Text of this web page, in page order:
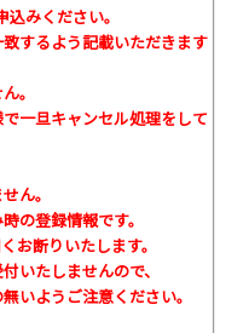
みください。
するよう記載いただきます
。
一旦キャンセル処理をして
ん。
の登録情報です。
お断りいたします。
いたしませんので、
いようご注意ください。